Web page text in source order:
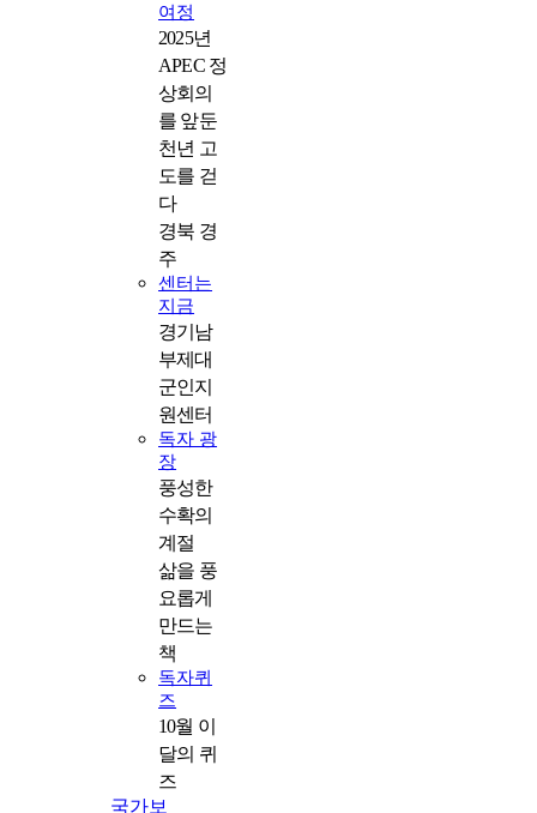
여정
2025년
APEC 정
상회의
를 앞둔
천년 고
도를 걷
다
경북 경
주
센터는
지금
경기남
부제대
군인지
원센터
독자 광
장
풍성한
수확의
계절
삶을 풍
요롭게
만드는
책
독자퀴
즈
10월 이
달의 퀴
즈
국가보